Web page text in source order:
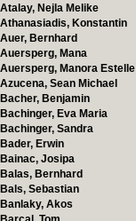
Atalay, Nejla Melike
Athanasiadis, Konstantin
Auer, Bernhard
Auersperg, Mana
Auersperg, Manora Estelle
Azucena, Sean Michael
Bacher, Benjamin
Bachinger, Eva Maria
Bachinger, Sandra
Bader, Erwin
Bainac, Josipa
Balas, Bernhard
Bals, Sebastian
Banlaky, Akos